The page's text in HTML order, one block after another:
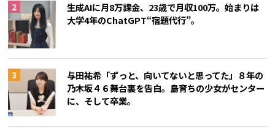
生成AIに月8万課金、23歳で月収100万。始まりは
大学4年のChatGPT“宿題代行”。
与田祐希「ずっと、向いてないと思ってた」８年の
乃木坂４６舞台裏を告白。島育ちの少女がセンター
に、そして卒業。